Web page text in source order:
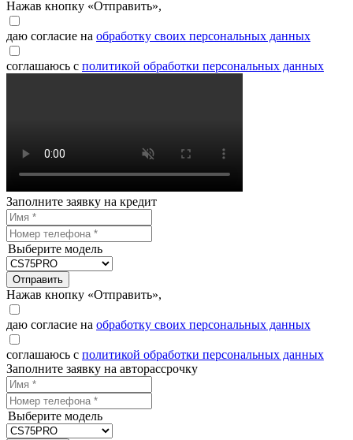
Нажав кнопку «Отправить»,
даю согласие на обработку своих персональных данных
соглашаюсь с политикой обработки персональных данных
Заполните заявку на кредит
Выберите модель
Отправить
Нажав кнопку «Отправить»,
даю согласие на обработку своих персональных данных
соглашаюсь с политикой обработки персональных данных
Заполните заявку на авторассрочку
Выберите модель